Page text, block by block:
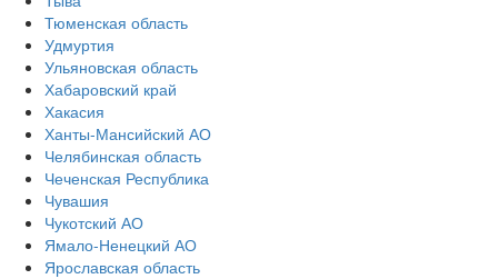
Тюменская область
Удмуртия
Ульяновская область
Хабаровский край
Хакасия
Ханты-Мансийский АО
Челябинская область
Чеченская Республика
Чувашия
Чукотский АО
Ямало-Ненецкий АО
Ярославская область